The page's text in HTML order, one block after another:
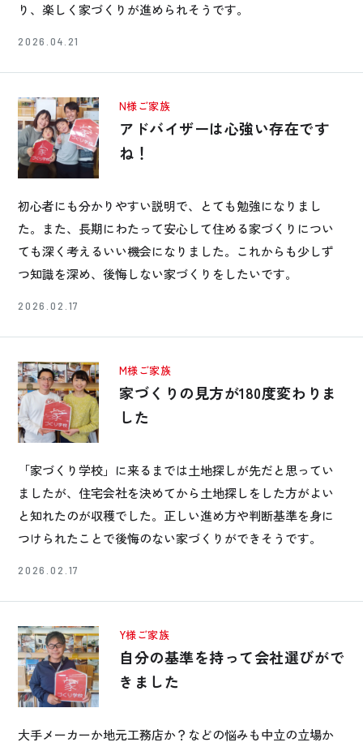
り、楽しく家づくりが進められそうです。
2026.04.21
N様ご家族
アドバイザーは心強い存在です
ね！
初心者にも分かりやすい説明で、とても勉強になりまし
た。また、長期にわたって安心して住める家づくりについ
ても深く考えるいい機会になりました。これからも少しず
つ知識を深め、後悔しない家づくりをしたいです。
2026.02.17
M様ご家族
家づくりの見方が180度変わりま
した
「家づくり学校」に来るまでは土地探しが先だと思ってい
ましたが、住宅会社を決めてから土地探しをした方がよい
と知れたのが収穫でした。正しい進め方や判断基準を身に
つけられたことで後悔のない家づくりができそうです。
2026.02.17
Y様ご家族
自分の基準を持って会社選びがで
きました
大手メーカーか地元工務店か？などの悩みも中立の立場か